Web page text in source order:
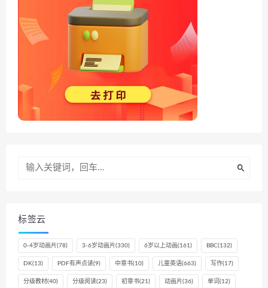
标签云
0-4岁动画片(78) 3-6岁动画片(330) 6岁以上动画(161) BBC(132)
DK(13) PDF有声点读(9) 中章书(10) 儿童英语(663) 写作(17)
分级教材(40) 分级阅读(23) 初章书(21) 动画片(36) 单词 (12)